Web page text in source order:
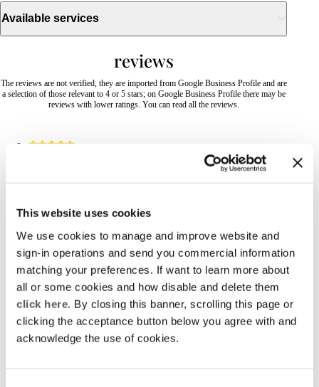
This website uses cookies
We use cookies to manage and improve website and
sign-in operations and send you commercial information
matching your preferences. If want to learn more about
all or some cookies and how disable and delete them
click here. By closing this banner, scrolling this page or
clicking the acceptance button below you agree with and
acknowledge the use of cookies.
Available services
reviews
The reviews are not verified, they are imported from Google Business Profile and are
a selection of those relevant to 4 or 5 stars; on Google Business Profile there may be
reviews with lower ratings. You can read all the reviews.
La dolcezza, la simpatia e la cordialità ricevuta in questo
posto è stata qualcosa che non dimenticherò!
2026-06-04
Slobodan Mihalj